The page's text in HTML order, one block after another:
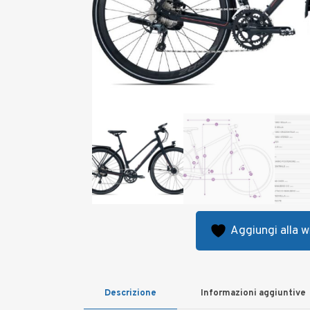
Aggiungi alla
Descrizione Informazioni aggiuntive